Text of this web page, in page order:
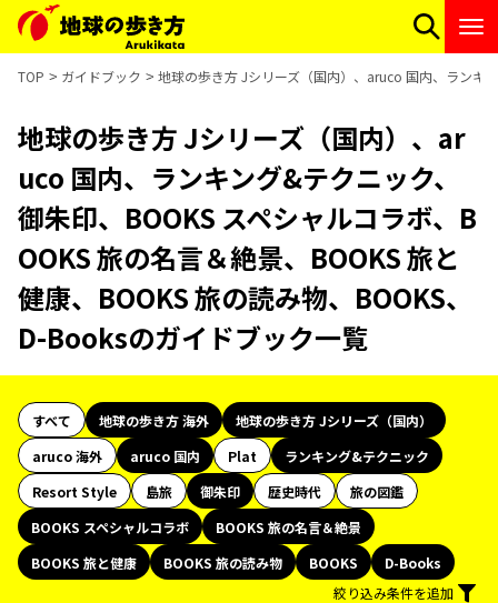
TOP ガイドブック 地球の歩き方 Jシリーズ（国内）、aruco 国内、ランキ
地球の歩き方 Jシリーズ（国内）、ar
uco 国内、ランキング&テクニック、
御朱印、BOOKS スペシャルコラボ、B
OOKS 旅の名言＆絶景、BOOKS 旅と
健康、BOOKS 旅の読み物、BOOKS、
D-Booksのガイドブック一覧
すべて 地球の歩き方 海外
地球の歩き方 Jシリーズ（国内）
aruco 海外
aruco 国内 Plat
ランキング&テクニック
Resort Style
島旅 御朱印 歴史時代
旅の図鑑
BOOKS スペシャルコラボ
BOOKS 旅の名言＆絶景
BOOKS 旅と健康
BOOKS 旅の読み物 BOOKS
D-Books
絞り込み条件を追加